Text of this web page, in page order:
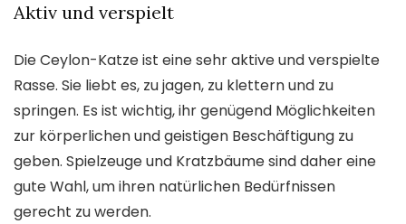
Aktiv und verspielt
Die Ceylon-Katze ist eine sehr aktive und verspielte
Rasse. Sie liebt es, zu jagen, zu klettern und zu
springen. Es ist wichtig, ihr genügend Möglichkeiten
zur körperlichen und geistigen Beschäftigung zu
geben. Spielzeuge und Kratzbäume sind daher eine
gute Wahl, um ihren natürlichen Bedürfnissen
gerecht zu werden.